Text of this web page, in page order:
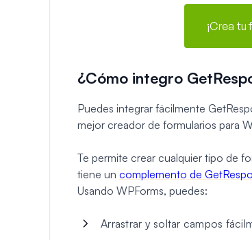
¡Crea
¿Cómo integro
Puedes integrar fácilmente
mejor creador de formularios para
Te permite crear cualquier tipo de
tiene un complemento de
Usando WPForms, puedes:
Arrastrar y soltar campos